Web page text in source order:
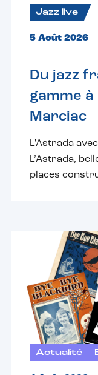
Jazz live
5 Août 2026
Du jazz
gamme à
Marciac
L'Astrada
L’Astrada,
places
Actualité